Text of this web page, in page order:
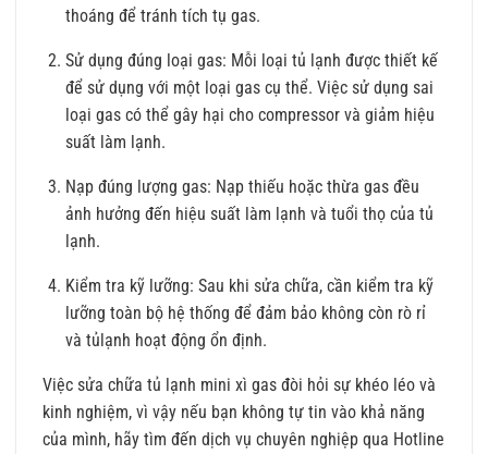
thoáng để tránh tích tụ gas.
Sử dụng đúng loại gas: Mỗi loại tủ lạnh được thiết kế
để sử dụng với một loại gas cụ thể. Việc sử dụng sai
loại gas có thể gây hại cho compressor và giảm hiệu
suất làm lạnh.
Nạp đúng lượng gas: Nạp thiếu hoặc thừa gas đều
ảnh hưởng đến hiệu suất làm lạnh và tuổi thọ của tủ
lạnh.
Kiểm tra kỹ lưỡng: Sau khi sửa chữa, cần kiểm tra kỹ
lưỡng toàn bộ hệ thống để đảm bảo không còn rò rỉ
và tủlạnh hoạt động ổn định.
Việc sửa chữa tủ lạnh mini xì gas đòi hỏi sự khéo léo và
kinh nghiệm, vì vậy nếu bạn không tự tin vào khả năng
của mình, hãy tìm đến dịch vụ chuyên nghiệp qua Hotline